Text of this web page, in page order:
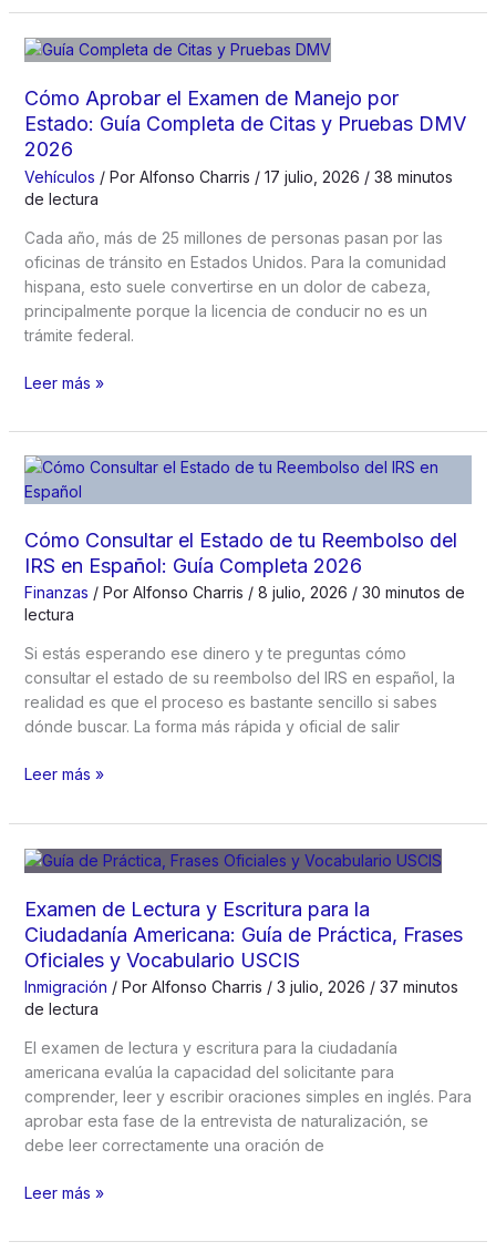
Manejo
del
California
en
Español:
Cómo
Aprobar
el
Examen
Escrito
y
Obtener
tu
(Guía
Cómo Aprobar el Examen de Manejo por
Estado: Guía Completa de Citas y Pruebas DMV
2026
Vehículos / Por Alfonso Charris / 17 julio, 2026 / 38 minutos
de lectura
Cada año, más de 25 millones de personas pasan por las
oficinas de tránsito en Estados Unidos. Para la comunidad
hispana, esto suele convertirse en un dolor de cabeza,
principalmente porque la licencia de conducir no es un
trámite federal.
Cómo
el
Examen
de
Manejo
por
Estado:
Guía
Completa
de
Citas
y
Pruebas
DMV
Leer más »
Cómo Consultar el Estado de tu Reembolso del
IRS en Español: Guía Completa 2026
Finanzas / Por Alfonso Charris / 8 julio, 2026 / 30 minutos de
lectura
Si estás esperando ese dinero y te preguntas cómo
consultar el estado de su reembolso del IRS en español, la
realidad es que el proceso es bastante sencillo si sabes
dónde buscar. La forma más rápida y oficial de salir
Cómo
el
Estado
de
Reembolso
del
IRS
en
Español:
Guía
Completa
2026
Leer más »
Examen de Lectura y Escritura para la
Ciudadanía Americana: Guía de Práctica, Frases
Oficiales y Vocabulario USCIS
Inmigración / Por Alfonso Charris / 3 julio, 2026 / 37 minutos
de lectura
El examen de lectura y escritura para la ciudadanía
americana evalúa la capacidad del solicitante para
comprender, leer y escribir oraciones simples en inglés. Para
aprobar esta fase de la entrevista de naturalización, se
debe leer correctamente una oración de
Examen
Lectura
Leer más »